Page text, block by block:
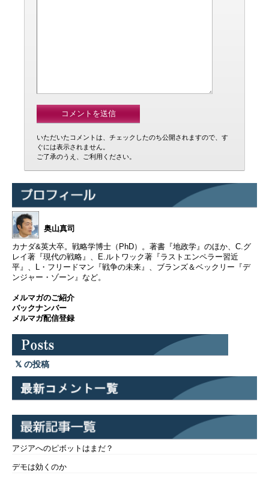
いただいたコメントは、チェックしたのち公開されますので、す
ぐには表示されません。
ご了承のうえ、ご利用ください。
奥山真司
カナダ&英大卒。戦略学博士（PhD）。著書『地政学』のほか、C.グ
レイ著『現代の戦略』、E.ルトワック著『ラストエンペラー習近
平』、L・フリードマン『戦争の未来』、ブランズ＆ベックリー『デ
ンジャー・ゾーン』など。
メルマガのご紹介
バックナンバー
メルマガ配信登録
の投稿
アジアへのピボットはまだ？
デモは効くのか